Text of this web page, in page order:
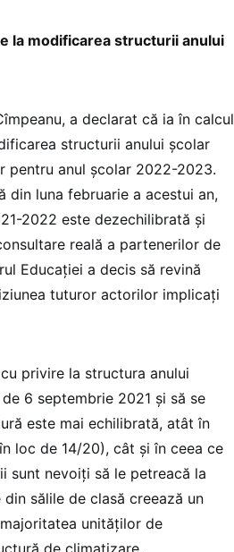
la modificarea structurii anului
a declarat că ia în calcul
structurii anului școlar
pentru anul școlar 2022-2023.
din luna februarie a acestui an,
2022 este dezechilibrată și
reală a partenerilor de
Educației a decis să revină
tuturor actorilor implicați
privire la structura anului
6 septembrie 2021 și să se
este mai echilibrată, atât în
loc de 14/20), cât și în ceea ce
sunt nevoiți să le petreacă la
sălile de clasă creează un
unităților de
de climatizare.